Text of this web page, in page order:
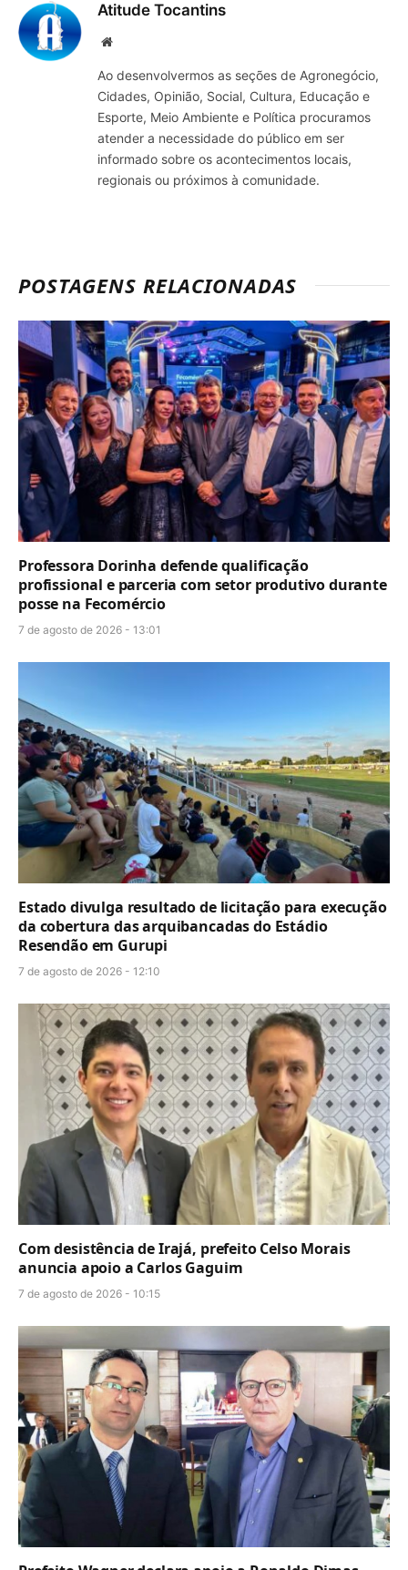
Atitude Tocantins
Site
Ao desenvolvermos as seções de Agronegócio,
Cidades, Opinião, Social, Cultura, Educação e
Esporte, Meio Ambiente e Política procuramos
atender a necessidade do público em ser
informado sobre os acontecimentos locais,
regionais ou próximos à comunidade.
POSTAGENS RELACIONADAS
Professora Dorinha defende qualificação
profissional e parceria com setor produtivo durante
posse na Fecomércio
7 de agosto de 2026 - 13:01
Estado divulga resultado de licitação para execução
da cobertura das arquibancadas do Estádio
Resendão em Gurupi
7 de agosto de 2026 - 12:10
Com desistência de Irajá, prefeito Celso Morais
anuncia apoio a Carlos Gaguim
7 de agosto de 2026 - 10:15